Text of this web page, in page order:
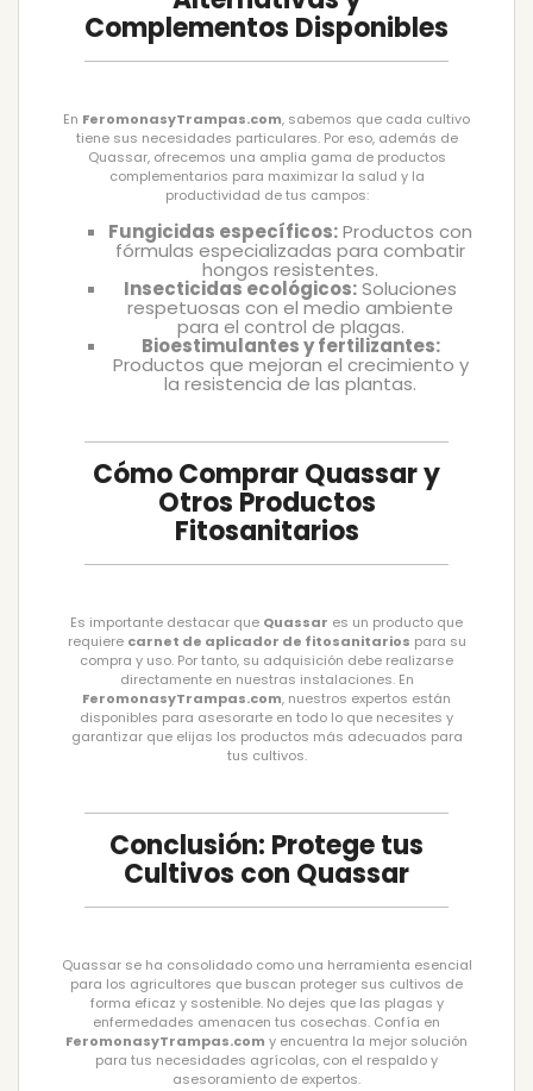
Complementos Disponibles
En FeromonasyTrampas.com, sabemos que cada cultivo
tiene sus necesidades particulares. Por eso, además de
Quassar, ofrecemos una amplia gama de productos
complementarios para maximizar la salud y la
productividad de tus campos:
Fungicidas específicos:Productos con
fórmulas especializadas para combatir
hongos resistentes.
Insecticidas ecológicos:Soluciones
respetuosas con el medio ambiente
para el control de plagas.
Bioestimulantes y fertilizantes:
Productos que mejoran el crecimiento y
la resistencia de las plantas.
Cómo Comprar Quassar y
Otros Productos
Fitosanitarios
Es importante destacar que Quassar es un producto que
requiere carnet de aplicador de fitosanitarios para su
compra y uso. Por tanto, su adquisición debe realizarse
directamente en nuestras instalaciones. En
FeromonasyTrampas.com, nuestros expertos están
disponibles para asesorarte en todo lo que necesites y
garantizar que elijas los productos más adecuados para
tus cultivos.
Conclusión: Protege tus
Cultivos con Quassar
Quassar se ha consolidado como una herramienta esencial
para los agricultores que buscan proteger sus cultivos de
forma eficaz y sostenible. No dejes que las plagas y
enfermedades amenacen tus cosechas. Confía en
FeromonasyTrampas.com y encuentra la mejor solución
para tus necesidades agrícolas, con el respaldo y
asesoramiento de expertos.